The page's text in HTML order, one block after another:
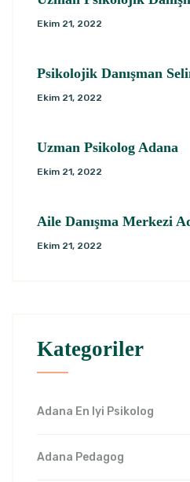
Ekim 21, 2022
Psikolojik Danışman
Ekim 21, 2022
Uzman Psikolog Adana
Ekim 21, 2022
Aile Danışma Merkezi
Ekim 21, 2022
Kategoriler
Adana En Iyi Psikolog
Adana Pedagog